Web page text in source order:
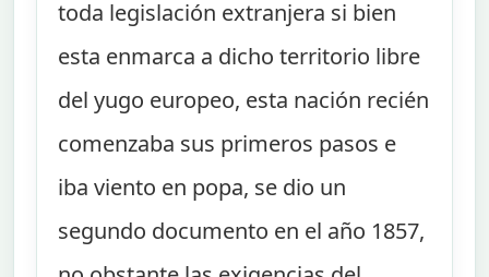
toda legislación extranjera si bien
esta enmarca a dicho territorio libre
del yugo europeo, esta nación recién
comenzaba sus primeros pasos e
iba viento en popa, se dio un
segundo documento en el año 1857,